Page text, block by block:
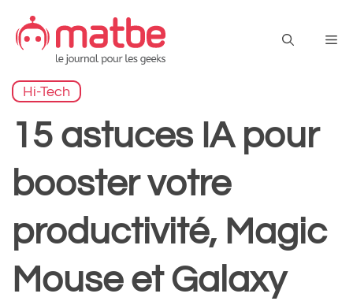
contenu
Hi-Tech
15 astuces IA pour
booster votre
productivité, Magic
Mouse et Galaxy